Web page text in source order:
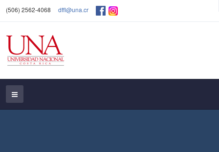
(506) 2562-4068 dffl@una.cr